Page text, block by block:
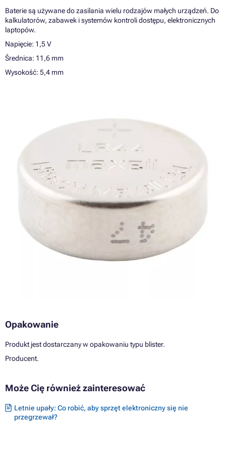
Baterie są używane do zasilania wielu rodzajów małych urządzeń. Do
kalkulatorów, zabawek i systemów kontroli dostępu, elektronicznych
laptopów.
Napięcie: 1,5 V
Średnica: 11,6 mm
Wysokość: 5,4 mm
Opakowanie
Produkt jest dostarczany w opakowaniu typu blister.
Producent.
Może Cię również zainteresować
Letnie upały: Co robić, aby sprzęt elektroniczny się nie
przegrzewał?